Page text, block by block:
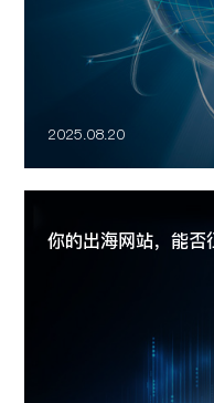
2025.08.20
你的出海网站，能否